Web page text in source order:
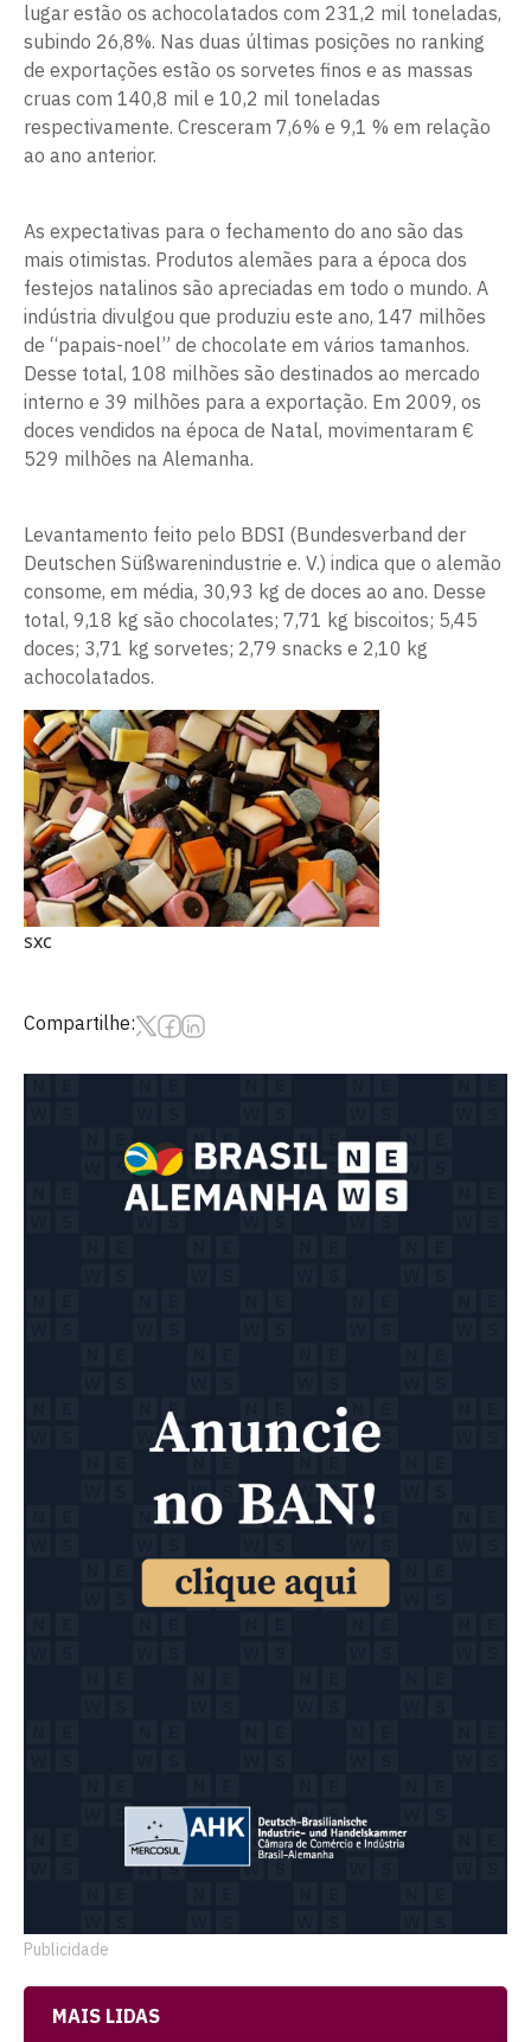
lugar estão os achocolatados com 231,2 mil toneladas,
subindo 26,8%. Nas duas últimas posições no ranking
de exportações estão os sorvetes finos e as massas
cruas com 140,8 mil e 10,2 mil toneladas
respectivamente. Cresceram 7,6% e 9,1 % em relação
ao ano anterior.
As expectativas para o fechamento do ano são das
mais otimistas. Produtos alemães para a época dos
festejos natalinos são apreciadas em todo o mundo. A
indústria divulgou que produziu este ano, 147 milhões
de “papais-noel” de chocolate em vários tamanhos.
Desse total, 108 milhões são destinados ao mercado
interno e 39 milhões para a exportação. Em 2009, os
doces vendidos na época de Natal, movimentaram €
529 milhões na Alemanha.
Levantamento feito pelo BDSI (Bundesverband der
Deutschen Süßwarenindustrie e. V.) indica que o alemão
consome, em média, 30,93 kg de doces ao ano. Desse
total, 9,18 kg são chocolates; 7,71 kg biscoitos; 5,45
doces; 3,71 kg sorvetes; 2,79 snacks e 2,10 kg
achocolatados.
sxc
Compartilhe:
Publicidade
MAIS LIDAS